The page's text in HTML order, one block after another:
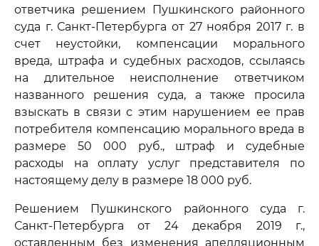
ответчика решением Пушкинского районного
суда г. Санкт-Петербурга от 27 ноября 2017 г. в
счет неустойки, компенсации морального
вреда, штрафа и судебных расходов, ссылаясь
на длительное неисполнение ответчиком
названного решения суда, а также просила
взыскать в связи с этим нарушением ее прав
потребителя компенсацию морального вреда в
размере 50 000 руб., штраф и судебные
расходы на оплату услуг представителя по
настоящему делу в размере 18 000 руб.
Решением Пушкинского районного суда г.
Санкт-Петербурга от 24 декабря 2019 г.,
оставленным без изменения апелляционным